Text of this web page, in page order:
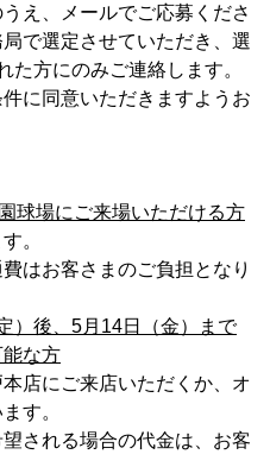
え、メールでご応募くださ
で選定させていただき、選
た方にのみご連絡します。
に同意いただきますようお
球場にご来場いただける方
。
はお客さまのご負担となり
）後、5月14日（金）まで
な方
店にご来店いただくか、オ
す。
される場合の代金は、お客